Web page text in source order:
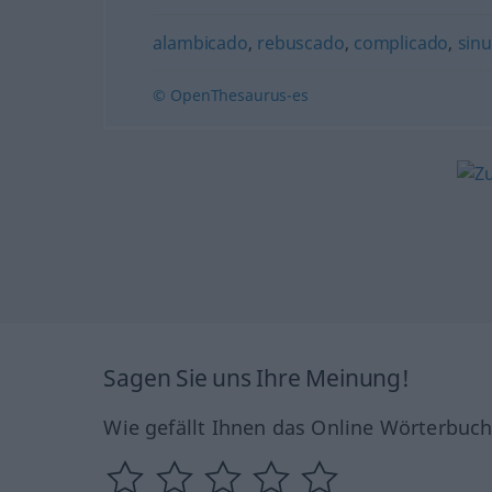
alambicado, rebuscado, complicado,
© OpenThesaurus-es
Sagen Sie uns Ihre Meinung!
Wie gefällt Ihnen das Online